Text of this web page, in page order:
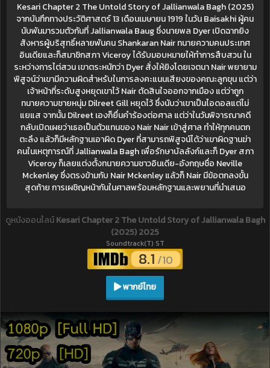
Kesari Chapter 2 The Untold Story of Jallianwala Bagh (2025)
จากบันทึกทางประวัติศาสตร์ 13 เดือนเมษายน 1919 ในวัน Baisakhi ผู้คน
นับพันมารวมตัวกันที่ Jallianwala Baug ซึ่งนายพล Dyer เปิดฉากยิง
สังหารผู้บริสุทธิ์หลายพันคน Shankaran Nair ทนายความคนประเทศ
อินเดียและก็สมาชิกสภา Viceroy ได้รับมอบหมายให้ทำการสืบสวน ใน
ระหว่างการไต่สวน เขาตระหนักว่า Dyer สั่งให้ยิงโดยเจตนา Nair พยายาม
พิสูจน์ว่าเขามีความผิดสำหรับในการลงคะแนนเสียงของคณะลูกขุน แต่ว่า
เจ้าหน้าที่ระดับสูงหยุดเขาไว้ Nair ตัดสินใจออกจากเมือง แต่ว่าถูก
ทนายความชายหนุ่ม Dilreet Gill หยุดไว้ ซึ่งนับว่าเขาเป็นไอดอลแต่ไม่
แยแส จากนั้น Dilreet เองก็ยื่นคำร้องต่อศาล แต่ว่าในวันพิจารณาคดี
กลับเปิดเผยว่าเธอเป็นตัวแทนของ Nair Nair เข้าสู่ศาล ทำให้ทุกคนตก
ตะลึง แล้วก็มีหลักฐานเอาผิด Dyer ที่สามารถพิสูจน์ได้ว่าเขาผิดฐานฆ่า
คนในเหตุการณ์ที่ Jallianwala Bagh เพื่อรักษาบัลลังก์และก็ Dyer สภา
Viceroy ก็เลยแต่งตั้งทนายความชาวอินเดีย-อังกฤษชื่อ Neville
Mckenley ซึ่งตรงข้ามกับ Nair Mckenley แล้วก็ Nair มีข้อตกลงขั้น
สุดท้าย การเผชิญหน้ากันในศาลพร้อมหลักฐานและพยานที่นำเสนอ
ดูหนังออนไลน์Kesari Chapter 2 The Untold Story of Jallianwala Bagh
(2025) 2025
Soundtrack(T) ST
8.1 /10
พากย์ไทย